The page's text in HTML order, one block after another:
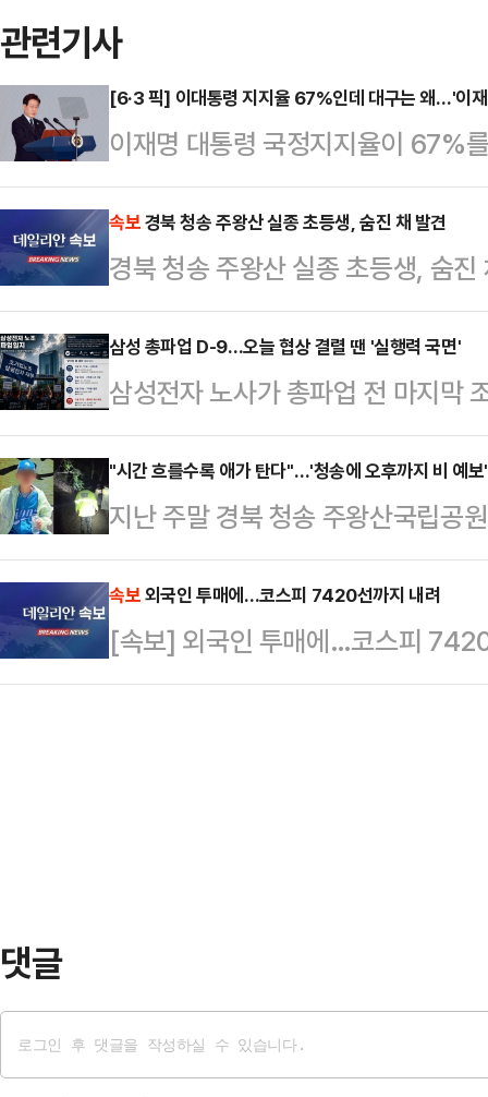
관련기사
[6·3 픽] 이대통령 지지율 67%인데 대구는 왜…'이
이재명 대통령 국정지지율이 67%
서는 여야가 오차범위 내 초박빙 접
과'가 대구에서만큼은 온전히 작동
이다. 정치권에서는 이른바 '샤이
동하고 있다는 분석을 내놨다
28~29일 무선 100% 전화면접 방
이 대통령 국정 긍정평가는 61%,
면 대구 민심도 이 대…
속보경북 청송 주왕산 실종 초등생, 숨진 채 발견
경북 청송 주왕산 실종 초등생, 숨진
삼성 총파업 D-9…오늘 협상 결렬 땐 '실행력 국면'
삼성전자 노사가 총파업 전 마지막
운 마라톤 협상에도 핵심 쟁점에서
실제 파업 참여율과 법원 판단, 노
변수로 떠오르고 있다는 분석이 나
이날 오전 정부세종청사 중앙노동
다. 전날 열린 1차 회의는 오전 10
이어졌지만 최종 합의에는 이르지
부분은 성과급…
"시간 흐를수록 애가 탄다"…'청송에 오후까지 비 예
지난 주말 경북 청송 주왕산국립공
당국이 사흘째 수색 작업을 벌이고
경찰과 소방은 헬기와 대규모 인력
방본부는 야간 수색에서 인력 80
원 12명)과 열화상 카메라가 장착
속보외국인 투매에…코스피 7420선까지 내려
[속보] 외국인 투매에…코스피
댓글